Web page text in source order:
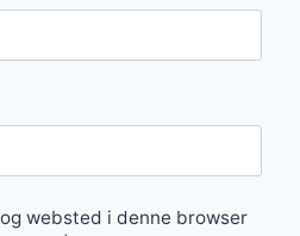
websted i denne browser